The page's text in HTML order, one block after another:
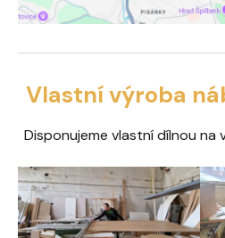
Vlastní výroba
Disponujeme vlastní dílnou na